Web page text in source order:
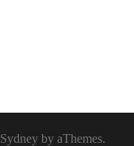
Sydney by aThemes.